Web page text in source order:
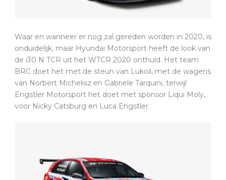
Waar en wanneer er nog zal gereden worden in 2020, is
onduidelijk, maar Hyundai Motorsport heeft de look van
de i30 N TCR uit het WTCR 2020 onthuld. Het team
BRC doet het met de steun van Lukoil, met de wagens
van Norbert Michelisz en Gabriele Tarquini, terwijl
Engstler Motorsport het doet met sponsor Liqui Moly,
voor Nicky Catsburg en Luca Engstler.